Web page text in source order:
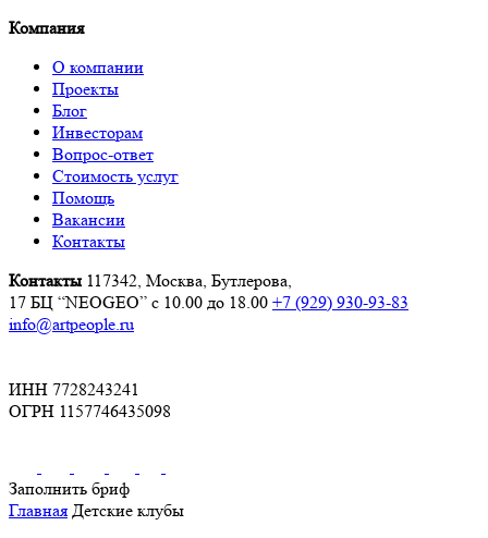
Компания
О компании
Проекты
Блог
Инвесторам
Вопрос-ответ
Стоимость услуг
Помощь
Вакансии
Контакты
Контакты 117342, Москва, Бутлерова,
17 БЦ “NEOGEO” с 10.00 до 18.00 +7 (929) 930-93-83
info@artpeople.ru
ИНН 7728243241
ОГРН 1157746435098
Заполнить бриф
Главная Детские клубы